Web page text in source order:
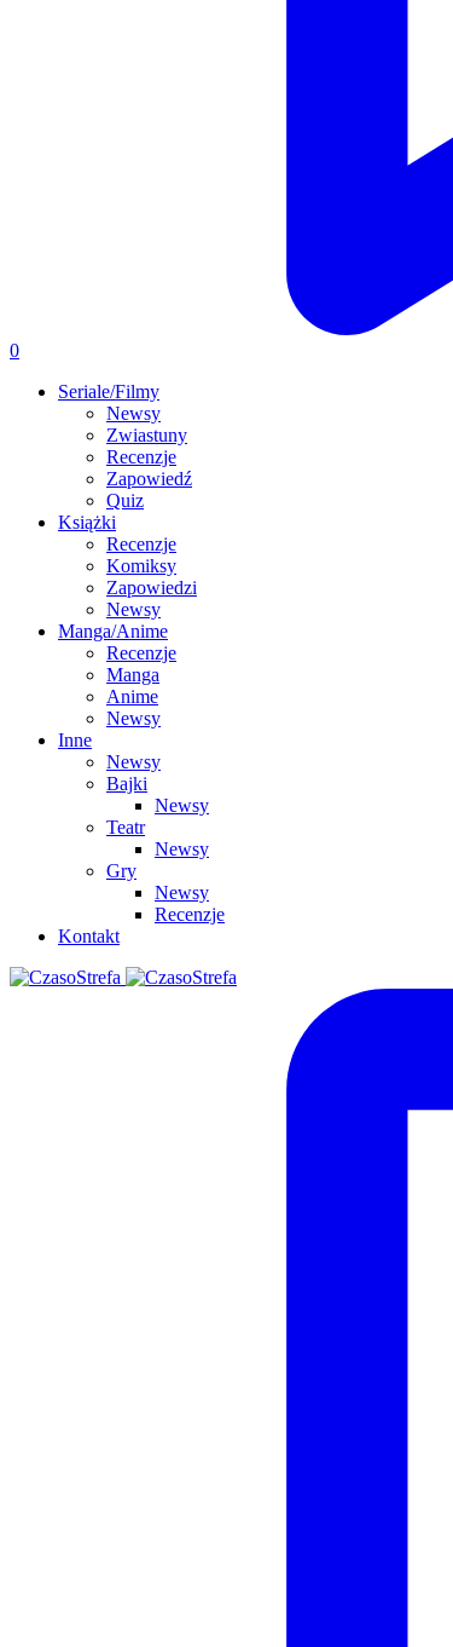
0
Seriale/Filmy
Newsy
Zwiastuny
Recenzje
Zapowiedź
Quiz
Książki
Recenzje
Komiksy
Zapowiedzi
Newsy
Manga/Anime
Recenzje
Manga
Anime
Newsy
Inne
Newsy
Bajki
Newsy
Teatr
Newsy
Gry
Newsy
Recenzje
Kontakt